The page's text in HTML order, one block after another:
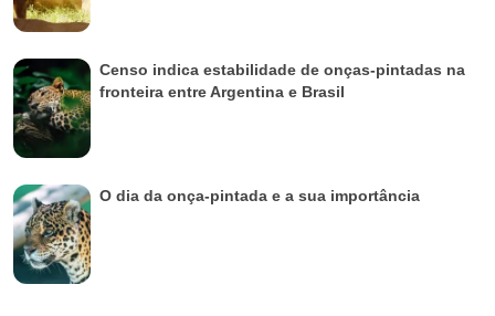
Censo indica estabilidade de onças-pintadas na
fronteira entre Argentina e Brasil
O dia da onça-pintada e a sua importância